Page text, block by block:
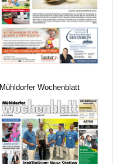
Mühldorfer Wochenblatt